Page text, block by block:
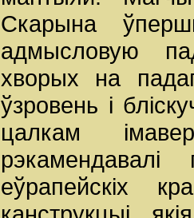
Скарына
адмысловую
хворых на
ўзровень і
цалкам
еўрапейскіх